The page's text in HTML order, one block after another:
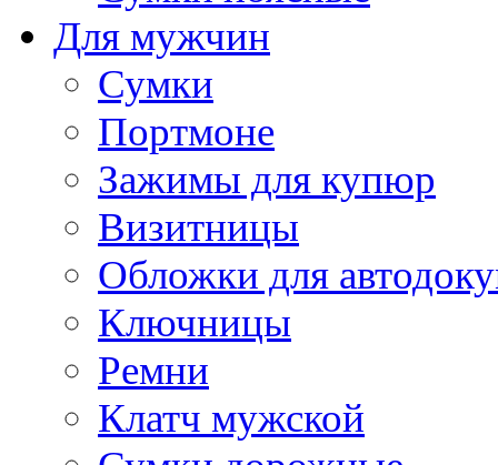
Для мужчин
Сумки
Портмоне
Зажимы для купюр
Визитницы
Обложки для
Ключницы
Ремни
Клатч мужской